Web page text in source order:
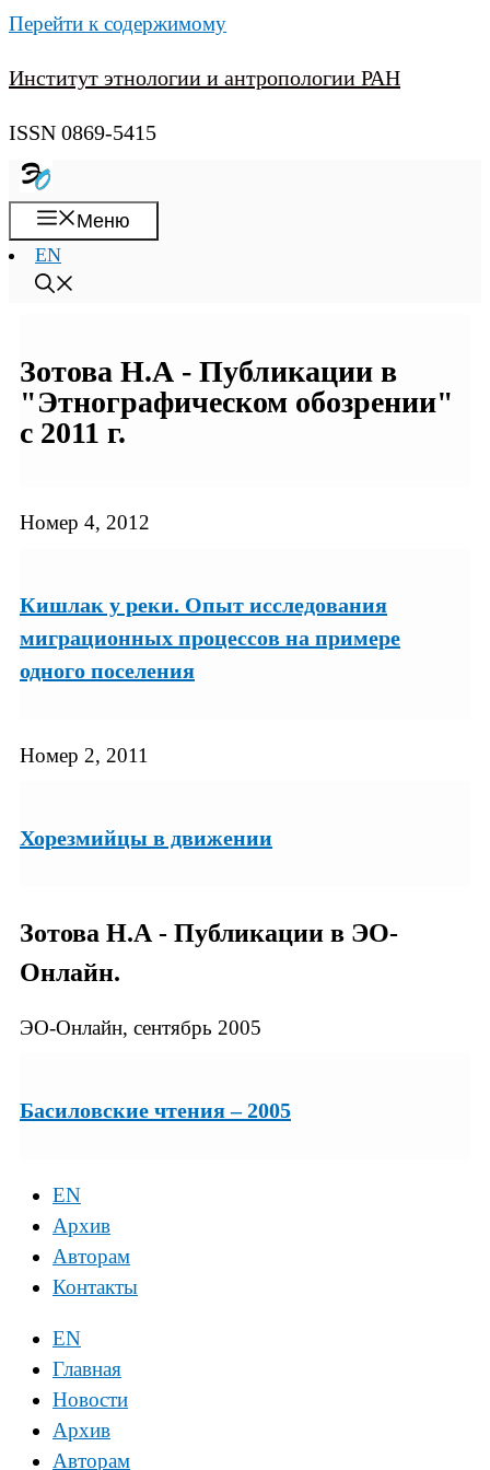
Перейти к содержимому
Институт этнологии и антропологии РАН
ISSN 0869-5415
Меню
EN
Зотова Н.А - Публикации в
"Этнографическом обозрении"
с 2011 г.
Номер 4, 2012
Кишлак у реки. Опыт исследования
миграционных процессов на примере
одного поселения
Номер 2, 2011
Хорезмийцы в движении
Зотова Н.А - Публикации в ЭО-
Онлайн.
ЭО-Онлайн, сентябрь 2005
Басиловские чтения – 2005
EN
Архив
Авторам
Контакты
EN
Главная
Новости
Архив
Авторам